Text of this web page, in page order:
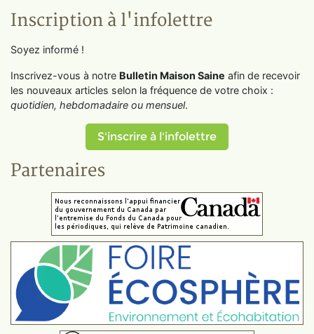
Inscription à l'infolettre
Soyez informé !
Inscrivez-vous à notre Bulletin Maison Saine afin de recevoir
les nouveaux articles selon la fréquence de votre choix :
quotidien, hebdomadaire ou mensuel.
S'inscrire à l'infolettre
Partenaires